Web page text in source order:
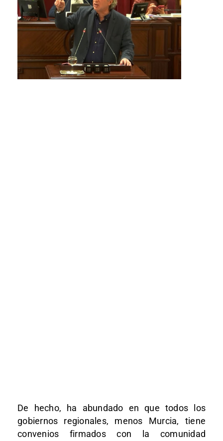
De hecho, ha abundado en que todos los
gobiernos regionales, menos Murcia, tiene
convenios firmados con la comunidad